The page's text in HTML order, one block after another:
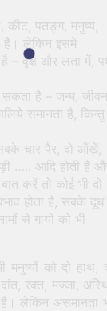
कीट, पतङ्ग, मनुष्य,
है। लेकिन इसमें
है – वृक्ष और लता में,
सकता है – जन्म,
समानता है, किन्तु
चार पैर, दो ऑंखें,
….. आदि होती है
करें तो कोई भी दो
होता है, सबके दूध
से गायों को भी
मनुष्यों को दो हाथ,
रक्त, मज्जा,
लेकिन असमानता